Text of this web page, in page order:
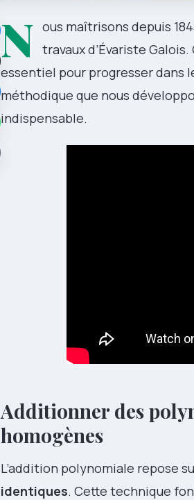
N ous maîtrisons depuis
travaux d’Évariste
essentiel pour progresser dans
méthodique que nous
indispensable.
Additionner des
homogènes
L’addition polynomiale repose
identiques. Cette technique